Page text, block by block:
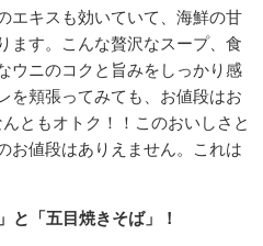
エキスも効いていて、海鮮の甘
ます。こんな贅沢なスープ、食
ウニのコクと旨みをしっかり感
を頬張ってみても、お値段はお
ともオトク！！このおいしさと
お値段はありえません。これは
「五目焼きそば」！